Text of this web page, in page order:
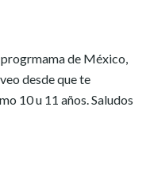
de México,
desde que te
10 u 11 años. Saludos